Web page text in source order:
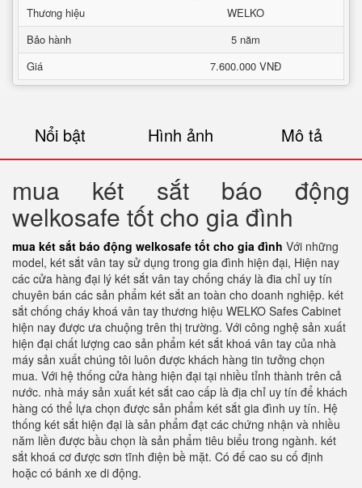
Thương hiệu
WELKO
Bảo hành
5 năm
Giá
7.600.000 VNĐ
Nổi bật Hình ảnh Mô tả
mua két sắt báo động
welkosafe tốt cho gia đình
mua két sắt báo động welkosafe tốt cho gia đình Với những
model, két sắt vân tay sử dụng trong gia đình hiện đại, Hiện nay
các cửa hàng đại lý két sắt vân tay chống cháy là đia chỉ uy tín
chuyên bán các sản phẩm két sắt an toàn cho doanh nghiệp. két
sắt chống cháy khoá vân tay thương hiệu WELKO Safes Cabinet
hiện nay được ưa chuộng trên thị trường. Với công nghệ sản xuất
hiện đại chất lượng cao sản phẩm két sắt khoá vân tay của nhà
máy sản xuất chúng tôi luôn được khách hàng tin tưởng chọn
mua. Với hệ thống cửa hàng hiện đại tại nhiều tỉnh thành trên cả
nước. nhà máy sản xuất két sắt cao cấp là địa chỉ uy tín để khách
hàng có thể lựa chọn được sản phẩm két sắt gia đình uy tín. Hệ
thống két sắt hiện đại là sản phẩm đạt các chứng nhận và nhiều
năm liền được bầu chọn là sản phẩm tiêu biểu trong ngành. két
sắt khoá cơ được sơn tĩnh điện bề mặt. Có đế cao su cố định
hoặc có bánh xe di động.